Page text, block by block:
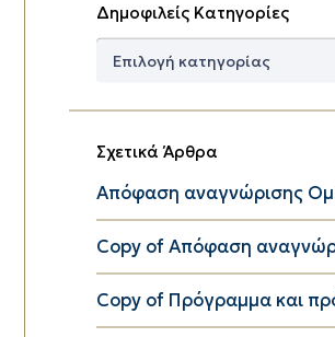
Δημοφιλείς Κατηγορίες
Δημοφιλείς
Σχετικά Άρθρα
Απόφαση αναγνώρισης
Copy of Απόφαση
Copy of Πρόγραμμα και